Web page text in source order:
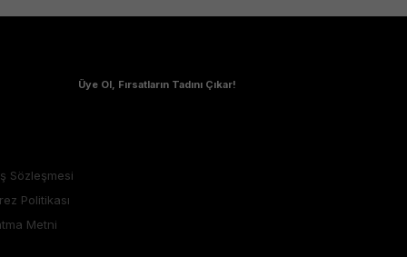
Sözleşmesi
Politikası
Metni
Üye Ol, Fırsatların Tadını Çıkar!